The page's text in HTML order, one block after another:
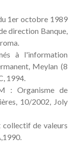
1er octobre 1989
direction Banque,
à l'information
Meylan (8
1994.
: Organisme de
10/2002, Joly
collectif de valeurs